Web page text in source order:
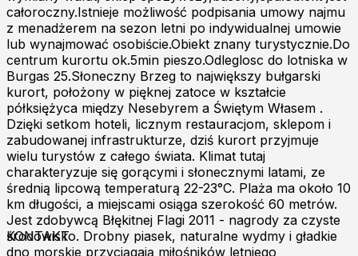
całoroczny.Istnieje możliwość podpisania umowy najmu
z menadżerem na sezon letni po indywidualnej umowie
lub wynajmować osobiście.Obiekt znany turystycznie.Do
centrum kurortu ok.5min pieszo.Odleglosc do lotniska w
Burgas 25.Słoneczny Brzeg to największy bułgarski
kurort, położony w pięknej zatoce w kształcie
półksiężyca między Nesebyrem a Świętym Własem .
Dzięki setkom hoteli, licznym restauracjom, sklepom i
zabudowanej infrastrukturze, dziś kurort przyjmuje
wielu turystów z całego świata. Klimat tutaj
charakteryzuje się gorącymi i słonecznymi latami, ze
średnią lipcową temperaturą 22-23°C. Plaża ma około 10
km długości, a miejscami osiąga szerokość 60 metrów.
Jest zdobywcą Błękitnej Flagi 2011 - nagrody za czyste
środowisko. Drobny piasek, naturalne wydmy i gładkie
dno morskie przyciągają miłośników letniego
KONTAKT